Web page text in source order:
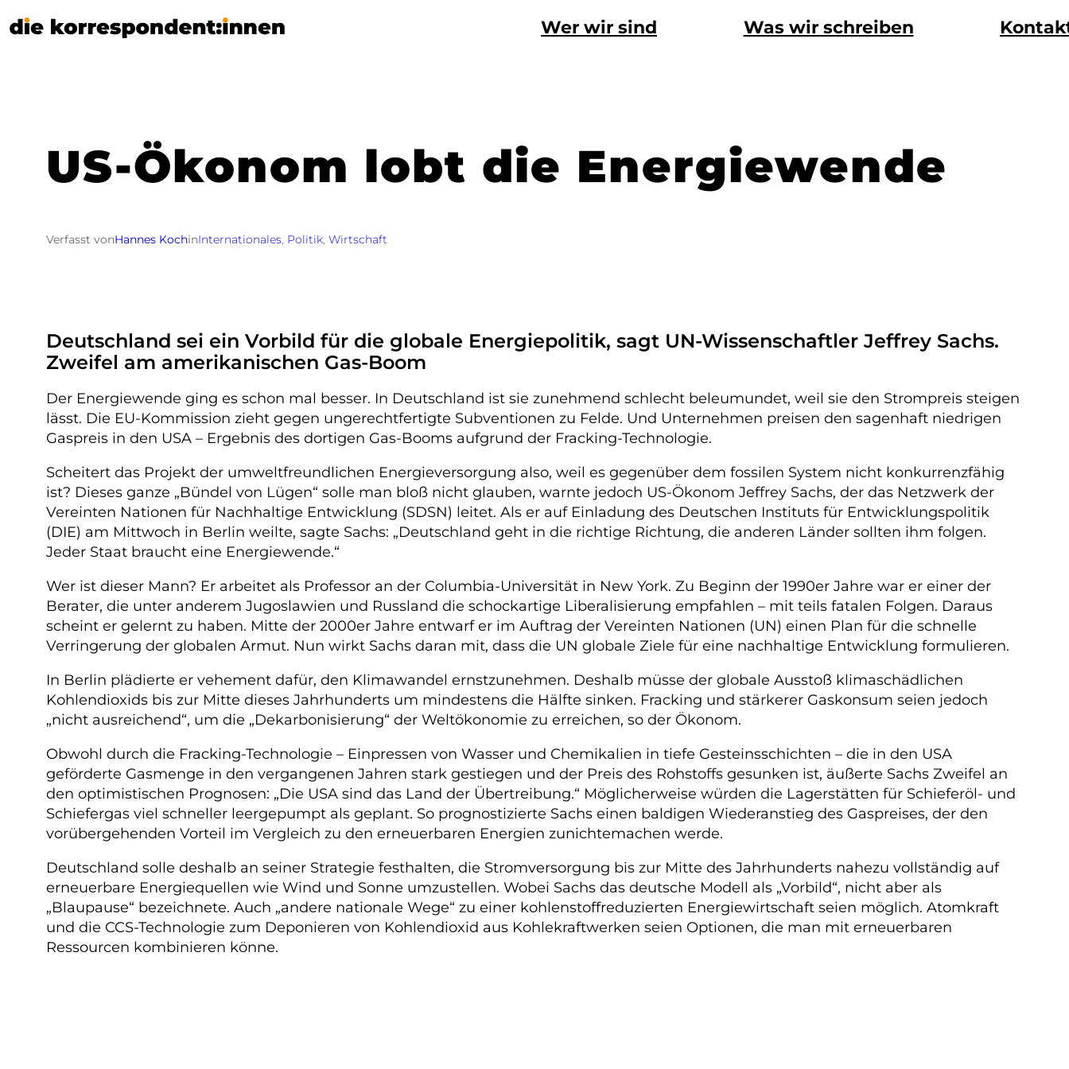
Wer wir sind Was wir schreiben
US-Ökonom lobt die Energiewende
Verfasst vonHannes KochinInternationales, Politik, Wirtschaft
Deutschland sei ein Vorbild für die globale Energiepolitik, sagt UN-Wissenschaftler Jeffrey Sachs.
Zweifel am amerikanischen Gas-Boom
Der Energiewende ging es schon mal besser. In Deutschland ist sie zunehmend schlecht beleumundet, weil sie den Strompreis steigen
lässt. Die EU-Kommission zieht gegen ungerechtfertigte Subventionen zu Felde. Und Unternehmen preisen den sagenhaft niedrigen
Gaspreis in den USA – Ergebnis des dortigen Gas-Booms aufgrund der Fracking-Technologie.
Scheitert das Projekt der umweltfreundlichen Energieversorgung also, weil es gegenüber dem fossilen System nicht konkurrenzfähig
ist? Dieses ganze „Bündel von Lügen“ solle man bloß nicht glauben, warnte jedoch US-Ökonom Jeffrey Sachs, der das Netzwerk der
Vereinten Nationen für Nachhaltige Entwicklung (SDSN) leitet. Als er auf Einladung des Deutschen Instituts für Entwicklungspolitik
(DIE) am Mittwoch in Berlin weilte, sagte Sachs: „Deutschland geht in die richtige Richtung, die anderen Länder sollten ihm folgen.
Jeder Staat braucht eine Energiewende.“
Wer ist dieser Mann? Er arbeitet als Professor an der Columbia-Universität in New York. Zu Beginn der 1990er Jahre war er einer der
Berater, die unter anderem Jugoslawien und Russland die schockartige Liberalisierung empfahlen – mit teils fatalen Folgen. Daraus
scheint er gelernt zu haben. Mitte der 2000er Jahre entwarf er im Auftrag der Vereinten Nationen (UN) einen Plan für die schnelle
Verringerung der globalen Armut. Nun wirkt Sachs daran mit, dass die UN globale Ziele für eine nachhaltige Entwicklung formulieren.
In Berlin plädierte er vehement dafür, den Klimawandel ernstzunehmen. Deshalb müsse der globale Ausstoß klimaschädlichen
Kohlendioxids bis zur Mitte dieses Jahrhunderts um mindestens die Hälfte sinken. Fracking und stärkerer Gaskonsum seien jedoch
„nicht ausreichend“, um die „Dekarbonisierung“ der Weltökonomie zu erreichen, so der Ökonom.
Obwohl durch die Fracking-Technologie – Einpressen von Wasser und Chemikalien in tiefe Gesteinsschichten – die in den USA
geförderte Gasmenge in den vergangenen Jahren stark gestiegen und der Preis des Rohstoffs gesunken ist, äußerte Sachs Zweifel an
den optimistischen Prognosen: „Die USA sind das Land der Übertreibung.“ Möglicherweise würden die Lagerstätten für Schieferöl- und
Schiefergas viel schneller leergepumpt als geplant. So prognostizierte Sachs einen baldigen Wiederanstieg des Gaspreises, der den
vorübergehenden Vorteil im Vergleich zu den erneuerbaren Energien zunichtemachen werde.
Deutschland solle deshalb an seiner Strategie festhalten, die Stromversorgung bis zur Mitte des Jahrhunderts nahezu vollständig auf
erneuerbare Energiequellen wie Wind und Sonne umzustellen. Wobei Sachs das deutsche Modell als „Vorbild“, nicht aber als
„Blaupause“ bezeichnete. Auch „andere nationale Wege“ zu einer kohlenstoffreduzierten Energiewirtschaft seien möglich. Atomkraft
und die CCS-Technologie zum Deponieren von Kohlendioxid aus Kohlekraftwerken seien Optionen, die man mit erneuerbaren
Ressourcen kombinieren könne.